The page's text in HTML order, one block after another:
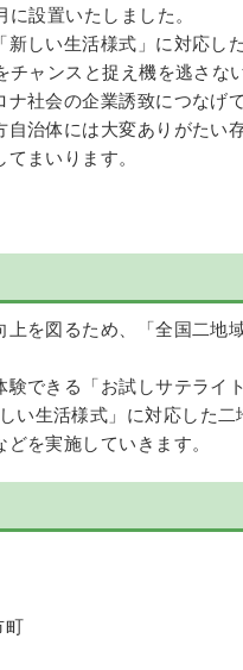
設置いたしました。
しい生活様式」に対応し
ャンスと捉え機を逃さ
社会の企業誘致につなげ
治体には大変ありがたい
まいります。
を図るため、「全国二
できる「お試しサテラ
い生活様式」に対応した
を実施していきます。
町